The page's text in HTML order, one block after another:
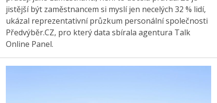
jistější být zaměstnancem si myslí jen necelých 32 % lidí,
ukázal reprezentativní průzkum personální společnosti
Předvýběr.CZ, pro který data sbírala agentura Talk
Online Panel.